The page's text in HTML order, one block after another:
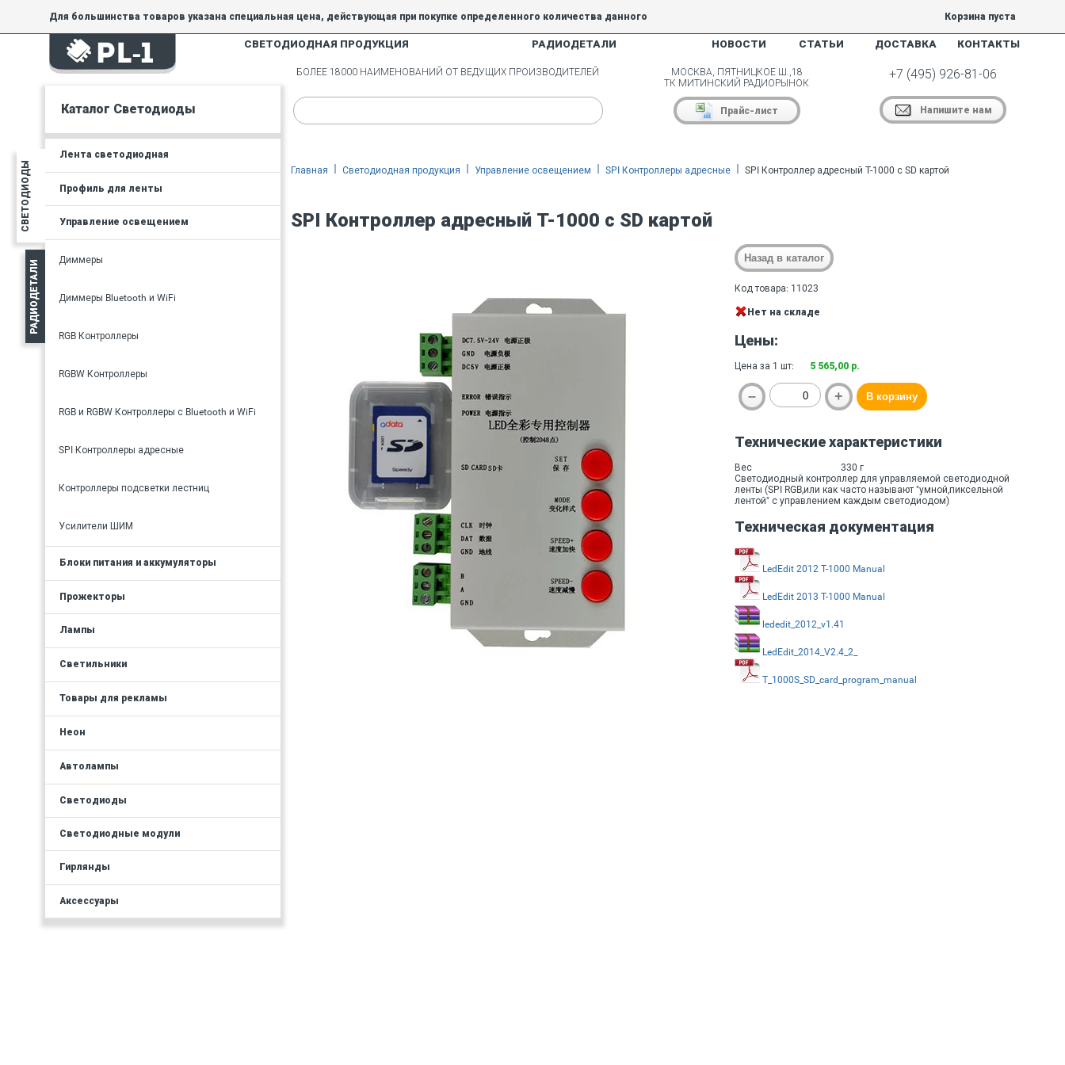
Для большинства товаров указана специальная цена, действующая при покупке определенного количества данного
товара.
На товары, купленные по специальной цене, общие скидки 5% и 10% не действуют.
Корзина пуста
СВЕТОДИОДНАЯ ПРОДУКЦИЯ РАДИОДЕТАЛИ НОВОСТИ СТАТЬИ ДОСТАВКА КОНТАКТЫ
СВЕТОДИОДЫ
РАДИОДЕТАЛИ
Каталог Светодиоды
Лента светодиодная
Профиль для ленты
Управление освещением
Диммеры
Диммеры Bluetooth и WiFi
RGB Контроллеры
RGBW Контроллеры
RGB и RGBW Контроллеры с Bluetooth и WiFi
SPI Контроллеры адресные
Контроллеры подсветки лестниц
Усилители ШИМ
Блоки питания и аккумуляторы
Прожекторы
Лампы
Светильники
Товары для рекламы
Неон
Автолампы
Светодиоды
Светодиодные модули
Гирлянды
Аксессуары
БОЛЕЕ 18000 НАИМЕНОВАНИЙ ОТ ВЕДУЩИХ ПРОИЗВОДИТЕЛЕЙ
МОСКВА, ПЯТНИЦКОЕ Ш.,18
ТК МИТИНСКИЙ РАДИОРЫНОК
Прайс-лист
+7 (495) 926-81-06
Напишите нам
Главная Светодиодная продукция Управление освещением SPI Контроллеры адресные SPI Контроллер адресный T-1000 с SD картой
SPI Контроллер адресный T-1000 с SD картой
Код товара: 11023
Нет на складе
Цены:
Цена за 1 шт: 5 565,00 р.
Технические характеристики
Вес
330 г
Светодиодный контроллер для управляемой светодиодной
ленты (SPI RGB,или как часто называют "умной,пиксельной
лентой" с управлением каждым светодиодом)
Техническая документация
LedEdit 2012 T-1000 Manual
LedEdit 2013 T-1000 Manual
lededit_2012_v1.41
LedEdit_2014_V2.4_2_
T_1000S_SD_card_program_manual